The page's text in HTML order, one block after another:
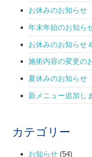
お休みのお知らせ
年末年始のお知ら
お休みのお知らせ
施術内容の変更の
夏休みのお知らせ
新メニュー追加し
カテゴリー
お知らせ(54)